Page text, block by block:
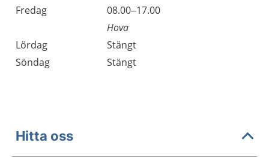
Fredag
08.00–17.00
Hova
Lördag
Stängt
Söndag
Stängt
Hitta oss